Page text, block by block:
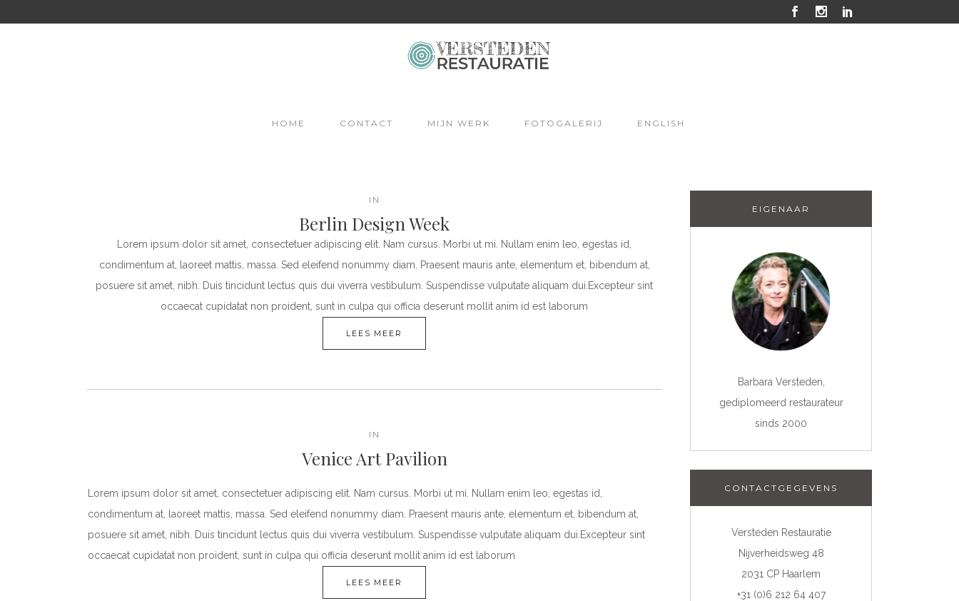
HOME CONTACT MIJN WERK FOTOGALERIJ ENGLISH
IN
Berlin Design Week
Lorem ipsum dolor sit amet, consectetuer adipiscing elit. Nam cursus. Morbi ut mi. Nullam enim leo, egestas id,
condimentum at, laoreet mattis, massa. Sed eleifend nonummy diam. Praesent mauris ante, elementum et, bibendum at,
posuere sit amet, nibh. Duis tincidunt lectus quis dui viverra vestibulum. Suspendisse vulputate aliquam dui.Excepteur sint
occaecat cupidatat non proident, sunt in culpa qui officia deserunt mollit anim id est laborum
LEES MEER
IN
Venice Art Pavilion
Lorem ipsum dolor sit amet, consectetuer adipiscing elit. Nam cursus. Morbi ut mi. Nullam enim leo, egestas id,
condimentum at, laoreet mattis, massa. Sed eleifend nonummy diam. Praesent mauris ante, elementum et, bibendum at,
posuere sit amet, nibh. Duis tincidunt lectus quis dui viverra vestibulum. Suspendisse vulputate aliquam dui.Excepteur sint
occaecat cupidatat non proident, sunt in culpa qui officia deserunt mollit anim id est laborum
LEES MEER
EIGENAAR
Barbara Versteden,
gediplomeerd restaurateur
sinds 2000
CONTACTGEGEVENS
Versteden Restauratie
Nijverheidsweg 48
2031 CP Haarlem
+31 (0)6 212 64 407